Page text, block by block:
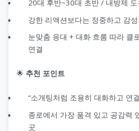
20대 후반~30대 초반 / 내방제 도
강한 리액션보다는 정중하고 감
눈맞춤 응대 + 대화 흐름 따라 클
연결
🌟 추천 포인트
“소개팅처럼 조용히 대화하고 연
종로에서 가장 품격 있고 공감력
곳